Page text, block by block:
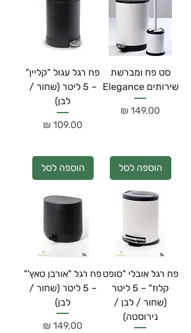
סט פח ומברשת
שירותים Elegance
מחיר
הוספה לסל
פח רגל עגול "קליין"
– 5 ליטר (שחור /
לבן)
מחיר
הוספה לסל
פח רגל אובלי "סופט
קלוז" – 5 ליטר
(שחור / לבן /
נירוסטה)
פח רגל "אורבן טאץ'"
– 5 ליטר (שחור /
לבן)
מחיר